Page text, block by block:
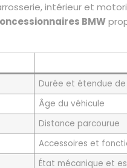
intérieur et
BMW
Durée et étendue
Âge du véhicule
Distance parcourue
Accessoires et
État mécanique et